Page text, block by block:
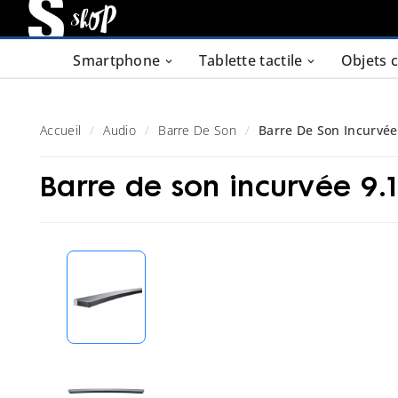
Smartphone Tablette tactile Objets
Accueil Audio Barre De Son Barre De Son
Barre de son incurvée 9.1